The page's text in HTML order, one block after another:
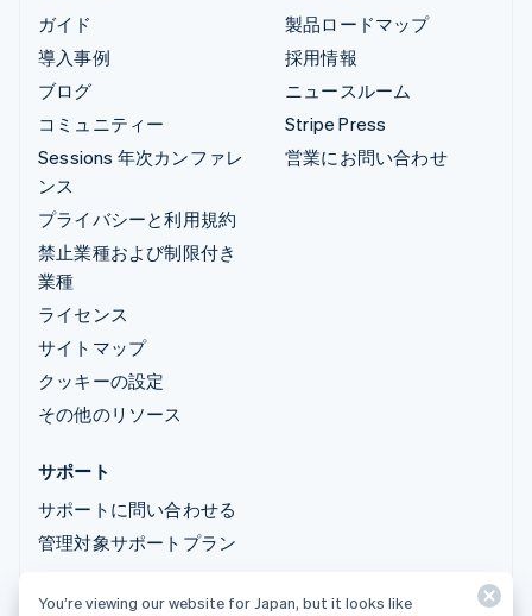
ガイド
導入事例
ブログ
コミュニティー
Sessions 年次カンファレ
ンス
プライバシーと利用規約
禁止業種および制限付き
業種
ライセンス
サイトマップ
クッキーの設定
その他のリソース
製品ロードマップ
採用情報
ニュースルーム
Stripe Press
営業にお問い合わせ
サポート
サポートに問い合わせる
管理対象サポートプラン
© 2026 Stripe, LLC
You’re viewing our website for Japan, but it looks like